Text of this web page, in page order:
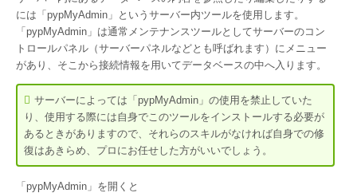
には「pypMyAdmin」というサーバー内ツールを使用します。
「pypMyAdmin」は通常メンテナンスツールとしてサーバーのコン
トロールパネル（サーバーパネルなどとも呼ばれます）にメニュー
があり、そこから接続情報を用いてデータベースの中へ入ります。
サーバーによっては「pypMyAdmin」の使用を禁止していた
り、使用する際には自身でこのツールをインストールする必要が
あるときがありますので、それらのスキルがなければ自身での修
復はあきらめ、プロにお任せした方がいいでしょう。
「pypMyAdmin」を開くと